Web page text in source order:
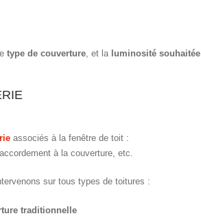
type de couverture , et la luminosité souhaitée
associés à la fenêtre de toit :
à la couverture, etc.
sur tous types de toitures :
traditionnelle